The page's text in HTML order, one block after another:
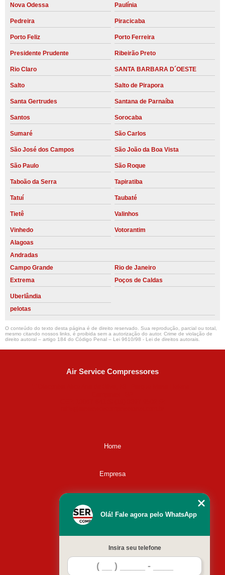
Nova Odessa Paulínia
Pedreira Piracicaba
Porto Feliz Porto Ferreira
Presidente Prudente Ribeirão Preto
Rio Claro SANTA BARBARA D´OESTE
Salto Salto de Pirapora
Santa Gertrudes Santana de Parnaíba
Santos Sorocaba
Sumaré São Carlos
São José dos Campos São João da Boa Vista
São Paulo São Roque
Taboão da Serra Tapiratiba
Tatuí Taubaté
Tietê Valinhos
Vinhedo
Votorantim
Alagoas
Andradas
Campo Grande
Rio de Janeiro
Extrema
Poços de Caldas
Uberlândia
pelotas
O conteúdo do texto desta página é de direito reservado. Sua reprodução, parcial ou total,
mesmo citando nossos links, é proibida sem a autorização do autor. Crime de violação de
direito autoral – artigo 184 do Código Penal – Lei 9610/98 - Lei de direitos autorais.
Air Service Compressores
Home
Empresa
Contato
Olá! Fale agora pelo WhatsApp
Insira seu telefone